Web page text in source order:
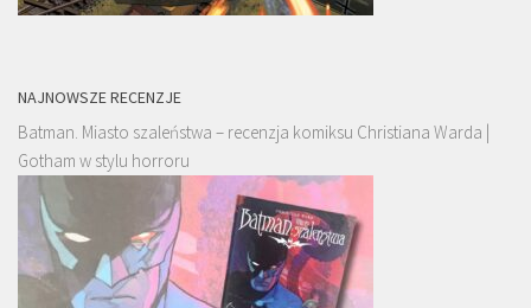
NAJNOWSZE RECENZJE
Batman. Miasto szaleństwa – recenzja komiksu Christiana Warda |
Gotham w stylu horroru